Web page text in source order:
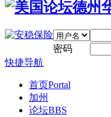
密码
快捷导航
首页Portal
加州
论坛BBS